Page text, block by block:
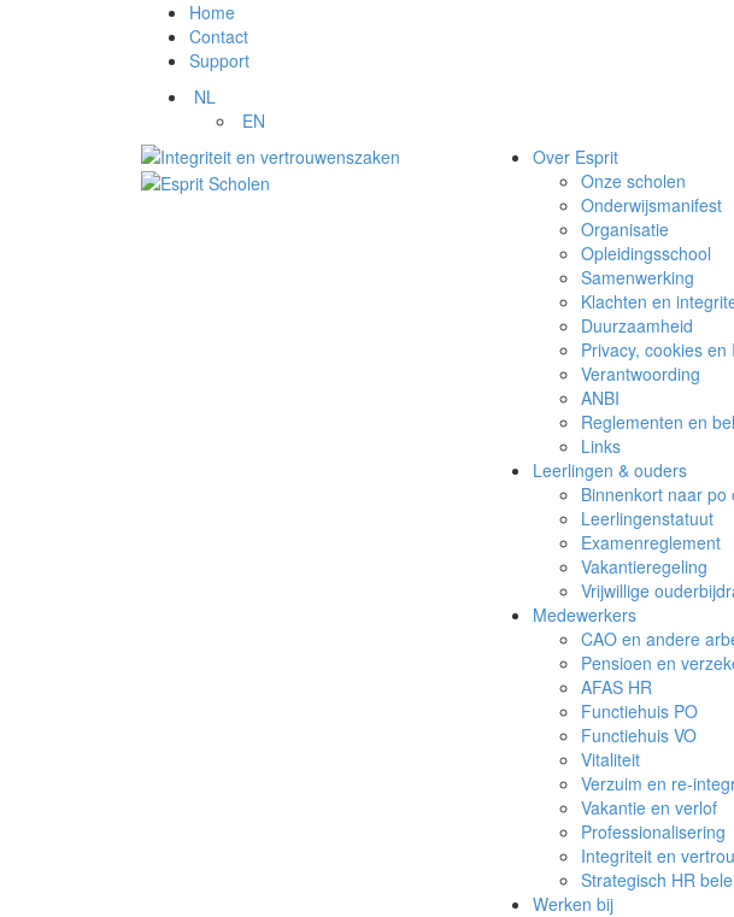
Home
Contact
Support
NL
EN
Over Esprit
Onze scholen
Onderwijsmanifest
Organisatie
Opleidingsschool
Samenwerking
Klachten en
Duurzaamheid
Privacy, cookies en
Verantwoording
ANBI
Reglementen en
Links
Leerlingen & ouders
Binnenkort naar po
Leerlingenstatuut
Examenreglement
Vakantieregeling
Vrijwillige
Medewerkers
CAO en andere
Pensioen en
AFAS HR
Functiehuis PO
Functiehuis VO
Vitaliteit
Verzuim en re-
Vakantie en verlof
Professionalisering
Integriteit en
Strategisch HR
Werken bij